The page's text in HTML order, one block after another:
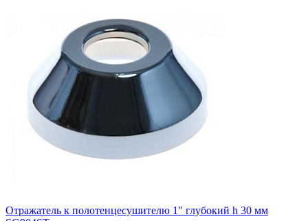
Отражатель к полотенцесушителю 1" глубокий h 30 мм